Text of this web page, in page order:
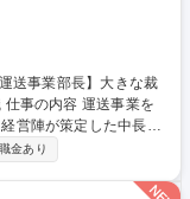
営陣が策定した中長期
マイルストーン設定、
）、マイルストーン設
金あり